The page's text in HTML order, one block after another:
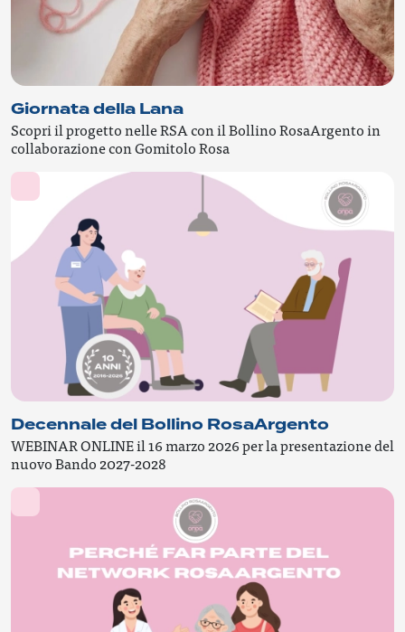
Giornata della Lana
Scopri il progetto nelle RSA con il Bollino RosaArgento in
collaborazione con Gomitolo Rosa
Decennale del Bollino RosaArgento
WEBINAR ONLINE il 16 marzo 2026 per la presentazione del
nuovo Bando 2027-2028